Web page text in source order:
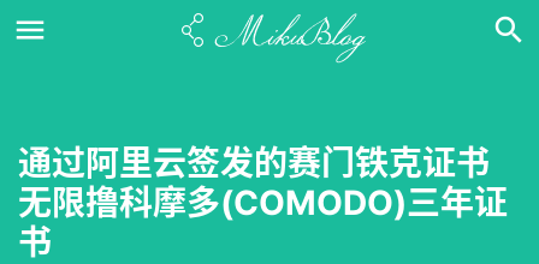
通过阿里云签发的赛门铁克证书
无限撸科摩多(COMODO)三年证
书